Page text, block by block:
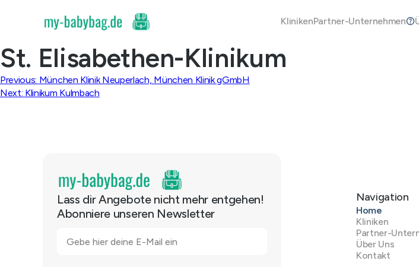
KlinikenPartner-Unternehmen
St. Elisabethen-Klinikum
Beitragsnavigation
Previous: München Klinik Neuperlach, München Klinik gGmbH
Next: Klinikum Kulmbach
Lass dir Angebote nicht mehr entgehen!
Abonniere unseren Newsletter
Navigation
Home
Kliniken
Partner-
Über Uns
Kontakt